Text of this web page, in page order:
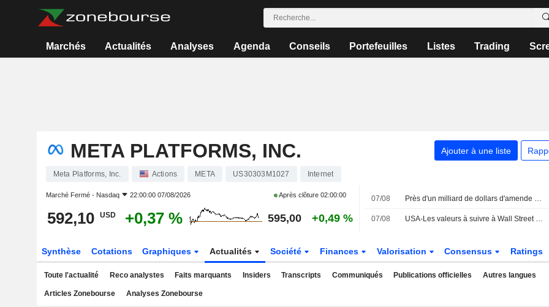
Marchés Actualités Analyses Agenda Conseils Portefeuilles Listes Trading
META PLATFORMS, INC. Ajouter à une liste
Meta Platforms, Inc. Actions META US30303M1027 Internet
Marché Fermé - Nasdaq 22:00:00 07/08/2026 Après clôture02:00:00
592,10 USD +0,37 % 595,00 +0,49 %
07/08 Près d'un milliard de dollars d'amende pour Meta
07/08 USA-Les valeurs à suivre à Wall Street (actualisé)
Synthèse Cotations Graphiques Actualités Société Finances Valorisation Consensus Ratings
Toute l'actualité Reco analystes Faits marquants Insiders Transcripts Communiqués Publications officielles Autres langues
Articles Zonebourse Analyses Zonebourse